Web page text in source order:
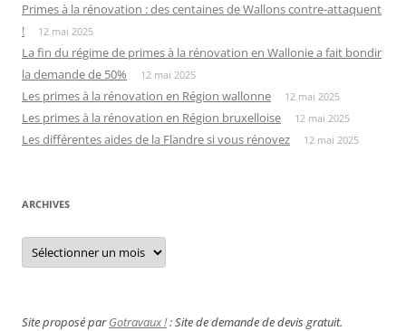
Primes à la rénovation : des centaines de Wallons contre-attaquent
!
12 mai 2025
La fin du régime de primes à la rénovation en Wallonie a fait bondir
la demande de 50%
12 mai 2025
Les primes à la rénovation en Région wallonne 12 mai 2025
Les primes à la rénovation en Région bruxelloise 12 mai 2025
Les différentes aides de la Flandre si vous rénovez 12 mai 2025
ARCHIVES
Archives
Site proposé parGotravaux !: Site de demande de devis gratuit.